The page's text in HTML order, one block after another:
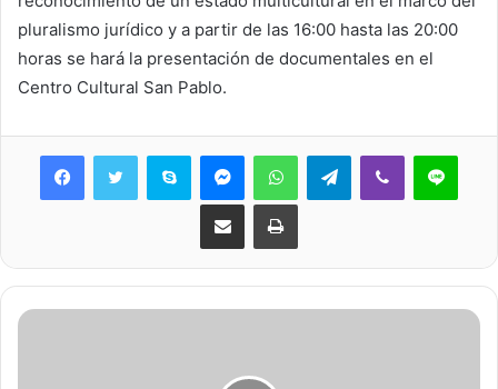
pluralismo jurídico y a partir de las 16:00 hasta las 20:00
horas se hará la presentación de documentales en el
Centro Cultural San Pablo.
Skype MessengerWhatsAppTelegramViber Line
Share via Email Print